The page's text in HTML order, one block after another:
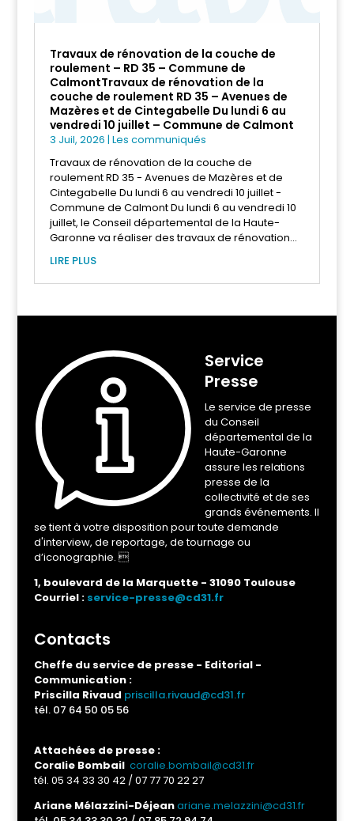
Travaux de rénovation de la couche de
roulement – RD 35 – Commune de
CalmontTravaux de rénovation de la
couche de roulement RD 35 – Avenues de
Mazères et de Cintegabelle Du lundi 6 au
vendredi 10 juillet – Commune de Calmont
3 Juil, 2026 | Les communiqués
Travaux de rénovation de la couche de
roulement RD 35 - Avenues de Mazères et de
Cintegabelle Du lundi 6 au vendredi 10 juillet -
Commune de Calmont Du lundi 6 au vendredi 10
juillet, le Conseil départemental de la Haute-
Garonne va réaliser des travaux de rénovation...
LIRE PLUS
Service
Presse
Le service de presse
du Conseil
départemental de la
Haute-Garonne
assure les relations
presse de la
collectivité et de ses
grands événements. Il
se tient à votre disposition pour toute demande
d'interview, de reportage, de tournage ou
d’iconographie. 
1, boulevard de la Marquette - 31090 Toulouse
Courriel : service-presse@cd31.fr
Contacts
Cheffe du service de presse - Editorial -
Communication :
Priscilla Rivaud priscilla.rivaud@cd31.fr
tél. 07 64 50 05 56
Attachées de presse :
Coralie Bombail coralie.bombail@cd31.fr
tél. 05 34 33 30 42 / 07 77 70 22 27
Ariane Mélazzini-Déjeanariane.melazzini@cd31.fr